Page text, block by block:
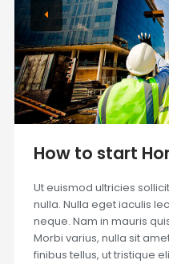
How to start
Ut euismod ultricies
nulla. Nulla eget iaculis
neque. Nam in mauris
Morbi varius, nulla sit
finibus tellus, ut tristique